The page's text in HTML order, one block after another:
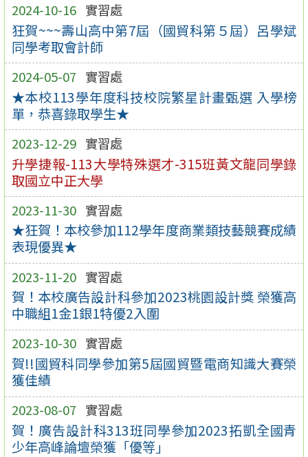
2024-10-16 實習處
狂賀~~~壽山高中第7屆（國貿科第５屆）呂學斌
同學考取會計師
2024-05-07 實習處
★本校113學年度科技校院繁星計畫甄選 入學榜
單，恭喜錄取學生★
2023-12-29 實習處
升學捷報-113大學特殊選才-315班黃文龍同學錄
取國立中正大學
2023-11-30 實習處
★狂賀！本校參加112學年度商業類技藝競賽成績
表現優異★
2023-11-20 實習處
賀！本校廣告設計科參加2023桃園設計獎 榮獲高
中職組1金1銀1特優2入圍
2023-10-30 實習處
賀!!國貿科同學參加第5屆國貿暨電商知識大賽榮
獲佳績
2023-08-07 實習處
賀！廣告設計科313班同學參加2023拓凱全國青
少年高峰論壇榮獲「優等」